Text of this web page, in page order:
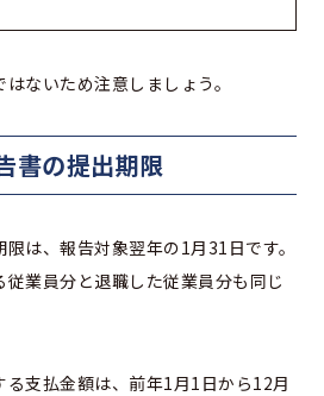
ないため注意しましょう。
書の提出期限
は、報告対象翌年の1月31日です。
業員分と退職した従業員分も同じ
支払金額は、前年1月1日から12月